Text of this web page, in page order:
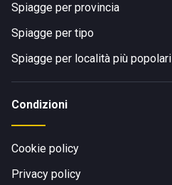
Spiagge per provincia
Spiagge per tipo
Spiagge per località più popolari
Condizioni
Cookie policy
Privacy policy